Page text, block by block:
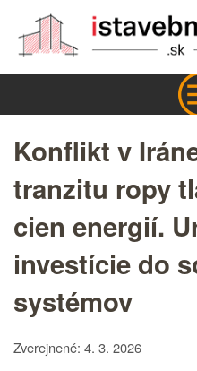
Konflikt v
tranzitu ropy
cien energií.
investície do
systémov
Zverejnené: 4. 3. 2026